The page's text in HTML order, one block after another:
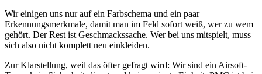
Wir einigen uns nur auf ein Farbschema und ein paar
Erkennungsmerkmale, damit man im Feld sofort weiß, wer zu wem
gehört. Der Rest ist Geschmackssache. Wer bei uns mitspielt, muss
sich also nicht komplett neu einkleiden.
Zur Klarstellung, weil das öfter gefragt wird: Wir sind ein Airsoft-